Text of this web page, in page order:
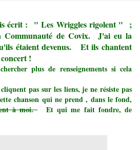
écrit : " Les Wriggles rigolent " ;
Communauté de Covix. J'ai eu la
étaient devenus. Et ils chantent
!
plus de renseignements si cela
pas sur les liens, je ne résiste pas
chanson qui ne prend , dans le fond,
à moi.Et qui me fait fondre, de